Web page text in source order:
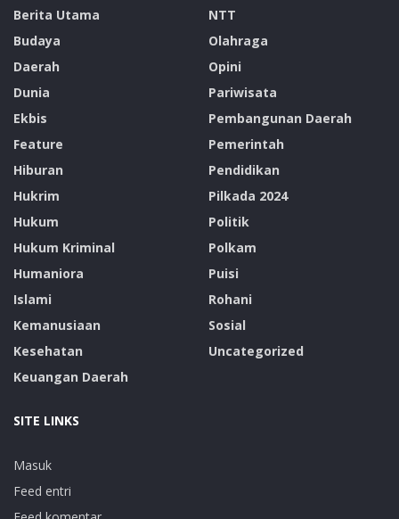
Berita Utama
Budaya
Daerah
Dunia
Ekbis
Feature
Hiburan
Hukrim
Hukum
Hukum Kriminal
Humaniora
Islami
Kemanusiaan
Kesehatan
Keuangan Daerah
NTT
Olahraga
Opini
Pariwisata
Pembangunan Daerah
Pemerintah
Pendidikan
Pilkada 2024
Politik
Polkam
Puisi
Rohani
Sosial
Uncategorized
SITE LINKS
Masuk
Feed entri